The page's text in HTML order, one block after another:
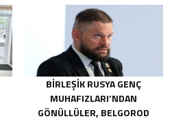
ФИЛОСОФСКОЙ
ЖИВОПИСИ
BIRLEŞIK RUSYA GENÇ
MUHAFIZLARI’NDAN
GÖNÜLLÜLER, BELGOROD